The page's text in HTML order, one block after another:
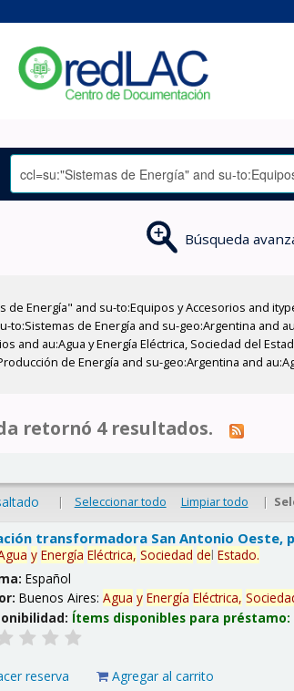
Búsqueda
Energía" and su-to:Equipos y Accesorios and
de Energía and su-geo:Argentina and
and au:Agua y Energía Eléctrica, Sociedad del
de Energía and su-geo:Argentina and
retornó 4 resultados.
| Seleccionar todo Limpiar todo |
transformadora San Antonio Oeste,
y Energía Eléctrica, Sociedad delEstado.
Español
Buenos Aires:Agua y Energía Eléctrica,
Ítems disponibles para préstamo:
reserva Agregar al carrito